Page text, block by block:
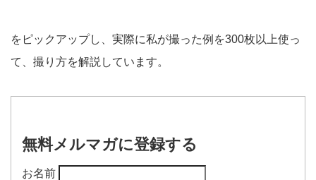
をピックアップし、実際に私が撮った例を300枚以上使っ
て、撮り方を解説しています。
無料メルマガに登録する
お名前